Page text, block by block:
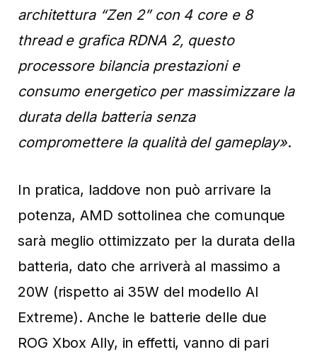
architettura “Zen 2” con 4 core e 8
thread e grafica RDNA 2, questo
processore bilancia prestazioni e
consumo energetico per massimizzare la
durata della batteria senza
compromettere la qualità del gameplay».
In pratica, laddove non può arrivare la
potenza, AMD sottolinea che comunque
sarà meglio ottimizzato per la durata della
batteria, dato che arriverà al massimo a
20W (rispetto ai 35W del modello AI
Extreme). Anche le batterie delle due
ROG Xbox Ally, in effetti, vanno di pari